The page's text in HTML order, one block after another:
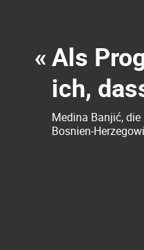
«Als
ich,
Medina Banjić,
Bosnien-